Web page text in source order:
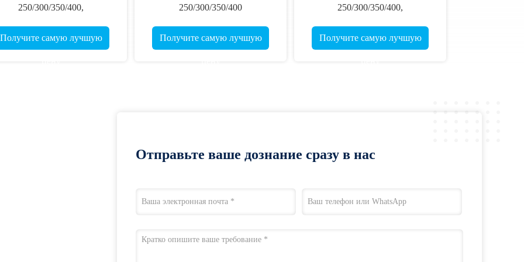
250/300/350/400,
проникновение Ультра
стрелы убийцы
Получите самую лучшую
250/300/350/400
Малый диаметр Легче Прочнее
5 мм Ультра Стрелы
Получите самую лучшую
250/300/350/400,
малый диаметр 5 мм,
сверхточные охотничьи стрелы
Получите самую лучшую
Отправьте ваше дознание сразу в нас